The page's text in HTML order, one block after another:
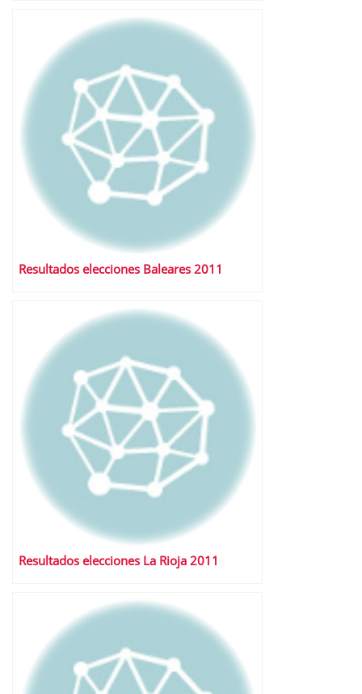
Resultados elecciones Baleares 2011
Resultados elecciones La Rioja 2011